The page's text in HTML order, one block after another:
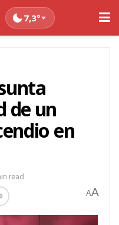
7,3°
de un
en
read
AA